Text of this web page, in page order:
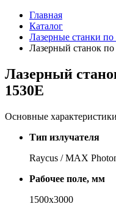
Главная
Каталог
Лазерные станки по
Лазерный станок по
Лазерный
1530E
Основные
Тип излучателя
Raycus / MAX
Рабочее поле, мм
1500х3000